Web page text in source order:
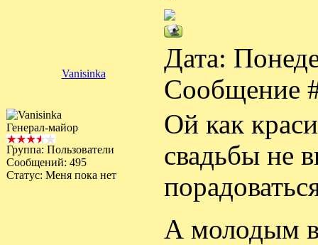
Vanisinka
Дата:
Сообщение
Генерал-майор
Группа: Пользователи
Сообщений: 495
Статус: Меня пока нет
Ой как
свадьбы не
А молодым в